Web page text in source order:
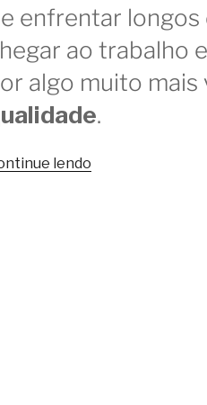
enfrentar
ao trabalho
algo muito mais
.
lendo